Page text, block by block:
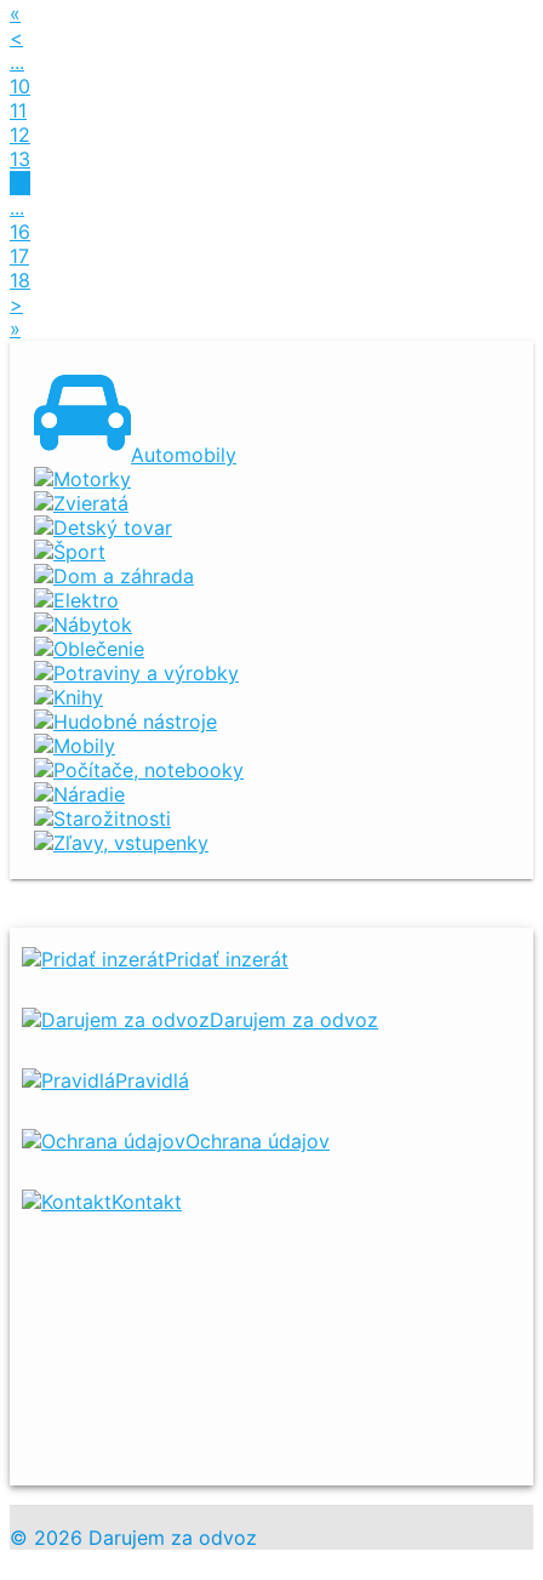
«
<
...
10
11
12
13
...
16
17
18
>
»
Automobily
Motorky
Zvieratá
Detský tovar
Šport
Dom a záhrada
Elektro
Nábytok
Oblečenie
Potraviny a výrobky
Knihy
Hudobné nástroje
Mobily
Počítače, notebooky
Náradie
Starožitnosti
Zľavy, vstupenky
Pridať inzerát
Darujem za odvoz
Pravidlá
Ochrana údajov
Kontakt
© 2026 Darujem za odvoz